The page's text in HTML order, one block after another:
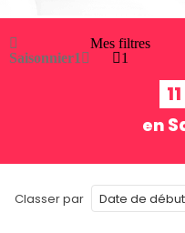
Saisonnier1
Mes filtres
1
en
Classer par